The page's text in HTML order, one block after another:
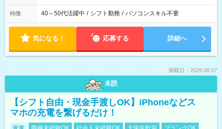
特徴 40～50代活躍中 / シフト勤務 / パソコンスキル不要
気になる！ 応募する 詳細へ
掲載日：2026.08.07
未読
【シフト自由・現金手渡しOK】iPhoneなどス
マホの充電を繋げるだけ！